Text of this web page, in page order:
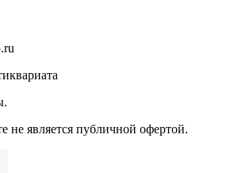
не является публичной офертой.